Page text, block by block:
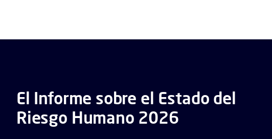
El Informe sobre el Estado del
Riesgo Humano 2026